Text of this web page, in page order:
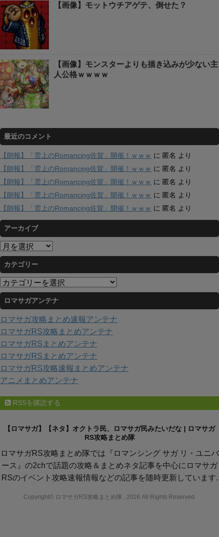
【画像】モットウチアゲテ、倒せた？
【画像】モンスターよりも描き込みが少ない主
人公格ｗｗｗｗ
最近のコメント
【朗報】「雲上のRomancing佐賀」開催！ｗｗｗ に 匿名 より
【朗報】「雲上のRomancing佐賀」開催！ｗｗｗ に 匿名 より
【朗報】「雲上のRomancing佐賀」開催！ｗｗｗ に 匿名 より
【朗報】「雲上のRomancing佐賀」開催！ｗｗｗ に 匿名 より
【朗報】「雲上のRomancing佐賀」開催！ｗｗｗ に 匿名 より
アーカイブ
ア
ー
カ
イ
ブ
カテゴリー
カ
テ
ゴ
リ
ー
ロマサガアンテナ
ロマサガ攻略まとめ速報アンテナ
ロマサガRS攻略まとめアンテナ
ロマサガRSまとめアンテナ
ロマサガRSまとめアンテナ
ロマサガRS攻略速報まとめアンテナ
アニメまとめアンテナ
RSSを購読する
【ロマサガ】【ネタ】オクトラ民、ロマサガ民みたいだな | ロマサガ
RS攻略まとめ隊
ロマサガRS攻略まとめ隊では『ロマンシング サガ リ・ユニバ
ース』の2chで話題の攻略＆まとめネタ記事を中心にロマサガ
RSのイベント攻略速報情報などの記事を随時更新しています.
Copyright© ロマサガRS攻略まとめ隊 , 2026 All Rights Reserved.